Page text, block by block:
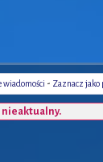
wiadomości - Zaznacz jako
nieaktualny.